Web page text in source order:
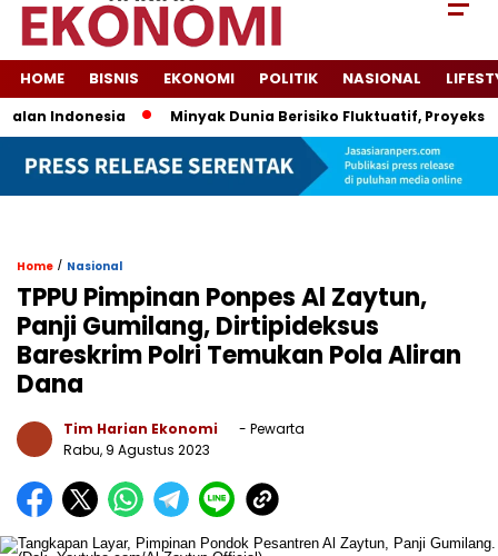
HOME BISNIS EKONOMI POLITIK NASIONAL
Indonesia Minyak Dunia Berisiko Fluktuatif, Proyeksi
Home / Nasional
TPPU Pimpinan Ponpes Al Zaytun,
Panji Gumilang, Dirtipideksus
Bareskrim Polri Temukan Pola Aliran
Dana
Tim Harian Ekonomi
- Pewarta
Rabu, 9 Agustus 2023